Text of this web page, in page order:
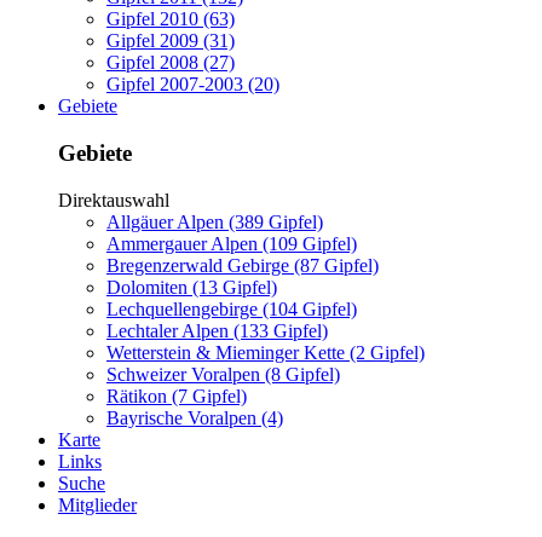
Gipfel 2010 (63)
Gipfel 2009 (31)
Gipfel 2008 (27)
Gipfel 2007-2003 (20)
Gebiete
Gebiete
Direktauswahl
Allgäuer Alpen (389 Gipfel)
Ammergauer Alpen (109 Gipfel)
Bregenzerwald Gebirge (87 Gipfel)
Dolomiten (13 Gipfel)
Lechquellengebirge (104 Gipfel)
Lechtaler Alpen (133 Gipfel)
Wetterstein & Mieminger Kette (2 Gipfel)
Schweizer Voralpen (8 Gipfel)
Rätikon (7 Gipfel)
Bayrische Voralpen (4)
Karte
Links
Suche
Mitglieder